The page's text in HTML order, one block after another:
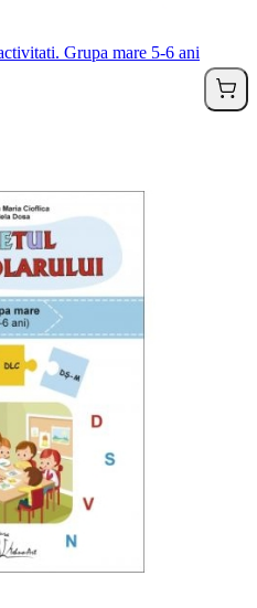
Grupa mare 5-6 ani